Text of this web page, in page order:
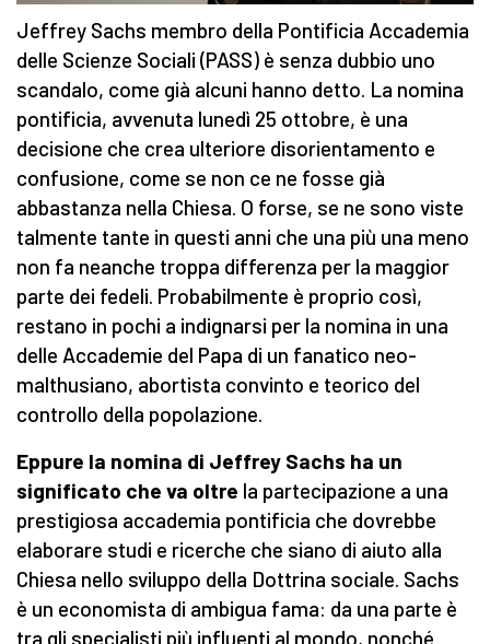
Jeffrey Sachs membro della Pontificia Accademia
delle Scienze Sociali (PASS) è senza dubbio uno
scandalo, come già alcuni hanno detto. La nomina
pontificia, avvenuta lunedì 25 ottobre, è una
decisione che crea ulteriore disorientamento e
confusione, come se non ce ne fosse già
abbastanza nella Chiesa. O forse, se ne sono viste
talmente tante in questi anni che una più una meno
non fa neanche troppa differenza per la maggior
parte dei fedeli. Probabilmente è proprio così,
restano in pochi a indignarsi per la nomina in una
delle Accademie del Papa di un fanatico neo-
malthusiano, abortista convinto e teorico del
controllo della popolazione.
Eppure la nomina di Jeffrey Sachs ha un
significato che va oltre la partecipazione a una
prestigiosa accademia pontificia che dovrebbe
elaborare studi e ricerche che siano di aiuto alla
Chiesa nello sviluppo della Dottrina sociale. Sachs
è un economista di ambigua fama: da una parte è
tra gli specialisti più influenti al mondo, nonché